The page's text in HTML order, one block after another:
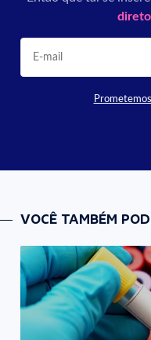
direto
VOCÊ TAMBÉM